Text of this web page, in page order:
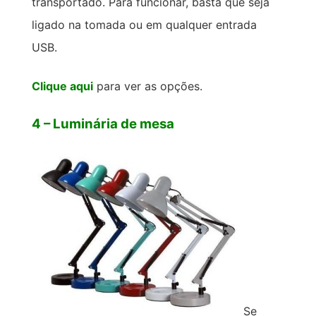
ligado na tomada ou em qualquer entrada
USB.
Clique aquipara ver as opções.
4 – Luminária de mesa
Se